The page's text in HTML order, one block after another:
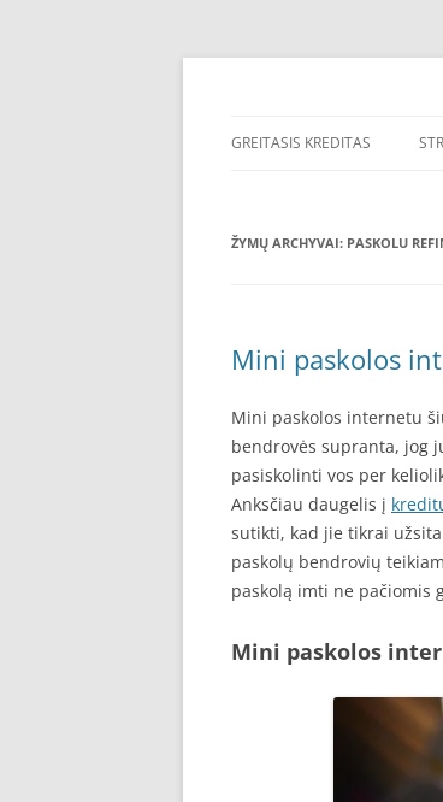
Pereiti
GREITASIS KREDITAS
ŽYMŲ ARCHYVAI: PASKOLU
Mini paskolos
Mini paskolos internetu
bendrovės supranta, jog
pasiskolinti vos per
Anksčiau daugelis į
sutikti, kad jie tikrai
paskolų bendrovių
paskolą imti ne pačiomis
Mini paskolos